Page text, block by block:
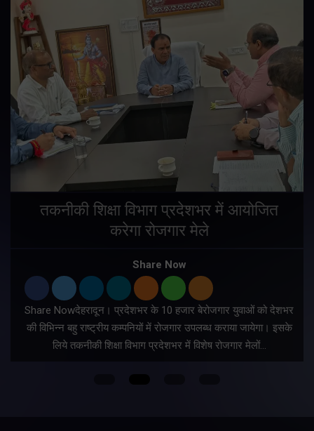
तकनीकी शिक्षा विभाग प्रदेशभर में आयोजित
करेगा रोजगार मेले
Share Now
Share Nowदेहरादून। प्रदेशभर के 10 हजार बेरोजगार युवाओं को देशभर
की विभिन्न बहु राष्ट्रीय कम्पनियों में रोजगार उपलब्ध कराया जायेगा। इसके
लिये तकनीकी शिक्षा विभाग प्रदेशभर में विशेष रोजगार मेलों…